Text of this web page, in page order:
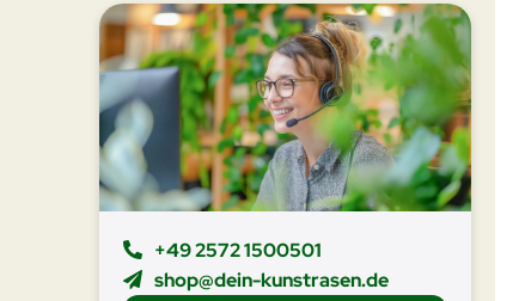
+49 2572 1500501
shop@dein-kunstrasen.de